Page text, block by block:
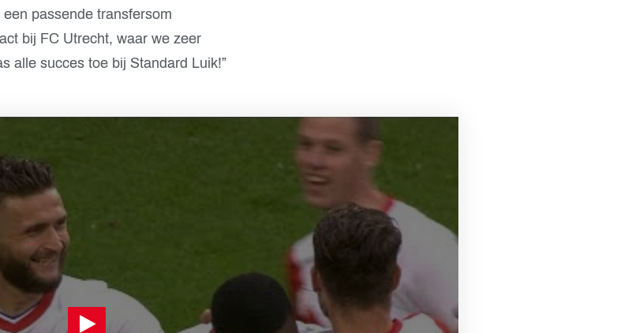
passende transfersom
bij FC Utrecht, waar we zeer
alle succes toe bij Standard Luik!”